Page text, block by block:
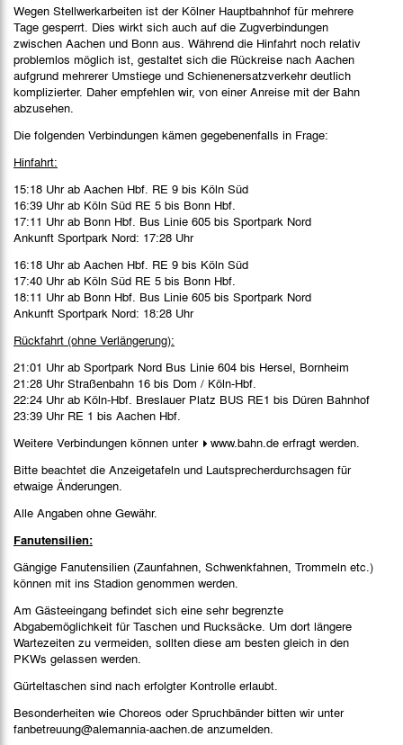
Wegen Stellwerkarbeiten ist der Kölner Hauptbahnhof für mehrere
Tage gesperrt. Dies wirkt sich auch auf die Zugverbindungen
zwischen Aachen und Bonn aus. Während die Hinfahrt noch relativ
problemlos möglich ist, gestaltet sich die Rückreise nach Aachen
aufgrund mehrerer Umstiege und Schienenersatzverkehr deutlich
komplizierter. Daher empfehlen wir, von einer Anreise mit der Bahn
abzusehen.
Die folgenden Verbindungen kämen gegebenenfalls in Frage:
Hinfahrt:
15:18 Uhr ab Aachen Hbf. RE 9 bis Köln Süd
16:39 Uhr ab Köln Süd RE 5 bis Bonn Hbf.
17:11 Uhr ab Bonn Hbf. Bus Linie 605 bis Sportpark Nord
Ankunft Sportpark Nord: 17:28 Uhr
16:18 Uhr ab Aachen Hbf. RE 9 bis Köln Süd
17:40 Uhr ab Köln Süd RE 5 bis Bonn Hbf.
18:11 Uhr ab Bonn Hbf. Bus Linie 605 bis Sportpark Nord
Ankunft Sportpark Nord: 18:28 Uhr
Rückfahrt (ohne Verlängerung):
21:01 Uhr ab Sportpark Nord Bus Linie 604 bis Hersel, Bornheim
21:28 Uhr Straßenbahn 16 bis Dom / Köln-Hbf.
22:24 Uhr ab Köln-Hbf. Breslauer Platz BUS RE1 bis Düren Bahnhof
23:39 Uhr RE 1 bis Aachen Hbf.
Weitere Verbindungen können unter
www.bahn.de erfragt werden.
Bitte beachtet die Anzeigetafeln und Lautsprecherdurchsagen für
etwaige Änderungen.
Alle Angaben ohne Gewähr.
Fanutensilien:
Gängige Fanutensilien (Zaunfahnen, Schwenkfahnen, Trommeln etc.)
können mit ins Stadion genommen werden.
Am Gästeeingang befindet sich eine sehr begrenzte
Abgabemöglichkeit für Taschen und Rucksäcke. Um dort längere
Wartezeiten zu vermeiden, sollten diese am besten gleich in den
PKWs gelassen werden.
Gürteltaschen sind nach erfolgter Kontrolle erlaubt.
Besonderheiten wie Choreos oder Spruchbänder bitten wir unter
fanbetreuung@alemannia-aachen.de anzumelden.